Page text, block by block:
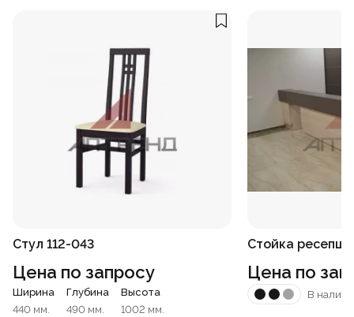
Стул 112-043
Цена по запросу
Ширина
440 мм.
Глубина
490 мм.
Высота
1002 мм.
Стойка
Цена по
В